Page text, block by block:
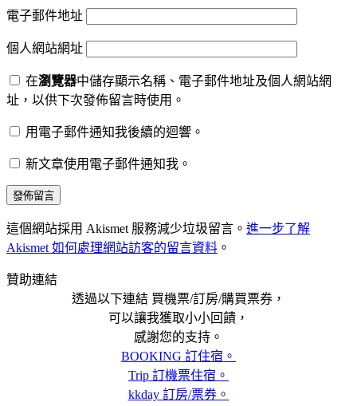
電子郵件地址
個人網站網址
在瀏覽器中儲存顯示名稱、電子郵件地址及個人網站網
址，以供下次發佈留言時使用。
用電子郵件通知我後續的迴響。
新文章使用電子郵件通知我。
這個網站採用 Akismet 服務減少垃圾留言。 進一步了解
Akismet 如何處理網站訪客的留言資料 。
贊助連結
透過以下連結 買機票/訂房/購買票券，
可以讓我獲取小小回饋，
感謝您的支持。
BOOKING 訂住宿。
Trip 訂機票住宿。
kkday 訂房/票券。